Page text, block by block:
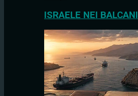
ISRAELE NEI BALCANI